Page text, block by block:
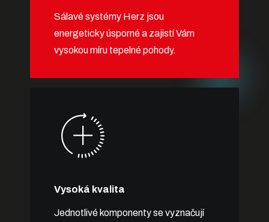
Sálavé systémy Herz jsou
energeticky úsporné a zajistí Vám
vysokou míru tepelné pohody.
Vysoká kvalita
Jednotlivé komponenty se vyznačují